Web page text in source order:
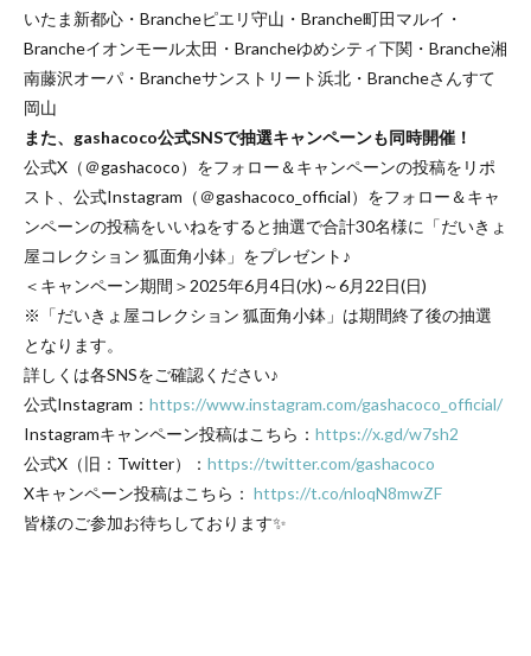
いたま新都心・Brancheピエリ守山・Branche町田マルイ・
Brancheイオンモール太田・Brancheゆめシティ下関・Branche湘
南藤沢オーパ・Brancheサンストリート浜北・Brancheさんすて
岡山
また、gashacoco公式SNSで抽選キャンペーンも同時開催！
公式X（＠gashacoco）をフォロー＆キャンペーンの投稿をリポ
スト、公式Instagram（＠gashacoco_official）をフォロー＆キャ
ンペーンの投稿をいいねをすると抽選で合計30名様に「だいきょ
屋コレクション 狐面角小鉢」をプレゼント♪
＜キャンペーン期間＞2025年6月4日(水)～6月22日(日)
※「だいきょ屋コレクション 狐面角小鉢」は期間終了後の抽選
となります。
詳しくは各SNSをご確認ください♪
公式Instagram： https://www.instagram.com/gashacoco_official/
Instagramキャンペーン投稿はこちら： https://x.gd/w7sh2
公式X（旧：Twitter）： https://twitter.com/gashacoco
Xキャンペーン投稿はこちら： https://t.co/nloqN8mwZF
皆様のご参加お待ちしております✨